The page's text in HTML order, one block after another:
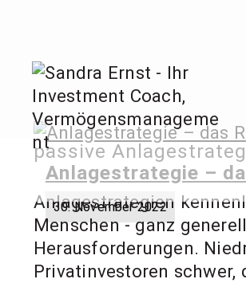
springen
passive
Anlagestrategie –
30. November 2022
Anlagestrategien
Menschen - ganz
Herausforderungen.
Privatinvestoren schwer,